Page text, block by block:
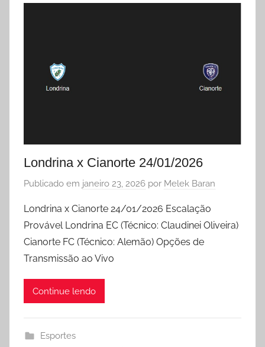
Londrina x Cianorte 24/01/2026
Publicado em janeiro 23, 2026 por Melek Baran
Londrina x Cianorte 24/01/2026 Escalação
Provável Londrina EC (Técnico: Claudinei Oliveira)
Cianorte FC (Técnico: Alemão) Opções de
Transmissão ao Vivo
Continue lendo
Esportes